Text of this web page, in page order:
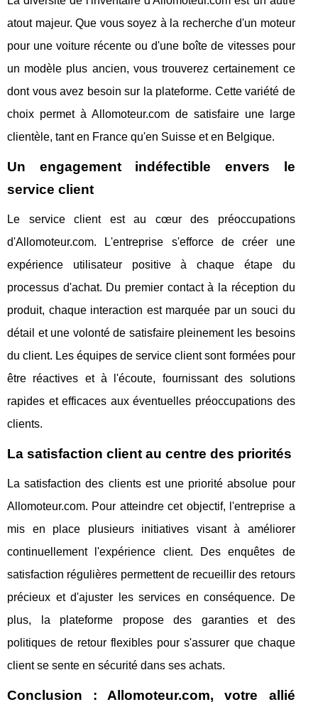
atout majeur. Que vous soyez à la recherche d'un moteur
pour une voiture récente ou d'une boîte de vitesses pour
un modèle plus ancien, vous trouverez certainement ce
dont vous avez besoin sur la plateforme. Cette variété de
choix permet à Allomoteur.com de satisfaire une large
clientèle, tant en France qu'en Suisse et en Belgique.
Un engagement indéfectible envers le
service client
Le service client est au cœur des préoccupations
d'Allomoteur.com. L'entreprise s'efforce de créer une
expérience utilisateur positive à chaque étape du
processus d'achat. Du premier contact à la réception du
produit, chaque interaction est marquée par un souci du
détail et une volonté de satisfaire pleinement les besoins
du client. Les équipes de service client sont formées pour
être réactives et à l'écoute, fournissant des solutions
rapides et efficaces aux éventuelles préoccupations des
clients.
La satisfaction client au centre des priorités
La satisfaction des clients est une priorité absolue pour
Allomoteur.com. Pour atteindre cet objectif, l'entreprise a
mis en place plusieurs initiatives visant à améliorer
continuellement l'expérience client. Des enquêtes de
satisfaction régulières permettent de recueillir des retours
précieux et d'ajuster les services en conséquence. De
plus, la plateforme propose des garanties et des
politiques de retour flexibles pour s'assurer que chaque
client se sente en sécurité dans ses achats.
Conclusion : Allomoteur.com, votre allié